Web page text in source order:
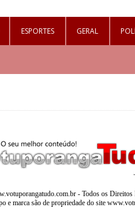
ESPORTES GERAL
- Todos os Direitos
e marca são de propriedade do site